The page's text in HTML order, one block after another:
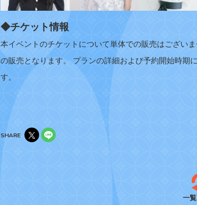
◆チケット情報
本イベントのチケットについて単体での販売はござい
の販売となります。 プランの詳細および予約開始時期
す。
SHARE
一